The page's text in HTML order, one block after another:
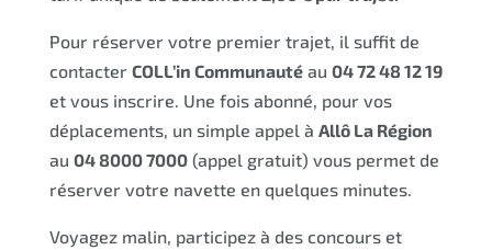
Pour réserver votre premier trajet, il suffit de
contacter COLL’in Communautéau 04 72 48 12 19
et vous inscrire. Une fois abonné, pour vos
déplacements, un simple appel à Allô La Région
au 04 8000 7000(appel gratuit) vous permet de
réserver votre navette en quelques minutes.
Voyagez malin, participez à des concours et